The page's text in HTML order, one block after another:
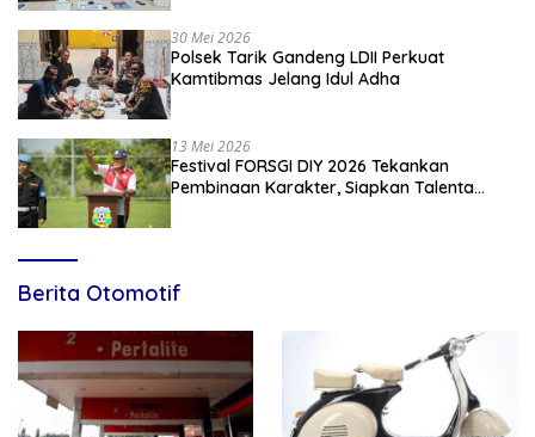
30 Mei 2026
Polsek Tarik Gandeng LDII Perkuat
Kamtibmas Jelang Idul Adha
13 Mei 2026
Festival FORSGI DIY 2026 Tekankan
Pembinaan Karakter, Siapkan Talenta
Berita Otomotif